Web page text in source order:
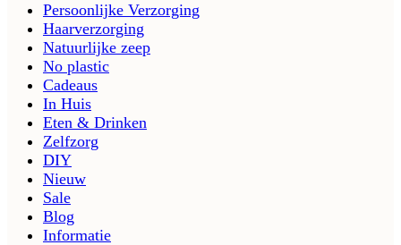
Persoonlijke Verzorging
Haarverzorging
Natuurlijke zeep
No plastic
Cadeaus
In Huis
Eten & Drinken
Zelfzorg
DIY
Nieuw
Sale
Blog
Informatie